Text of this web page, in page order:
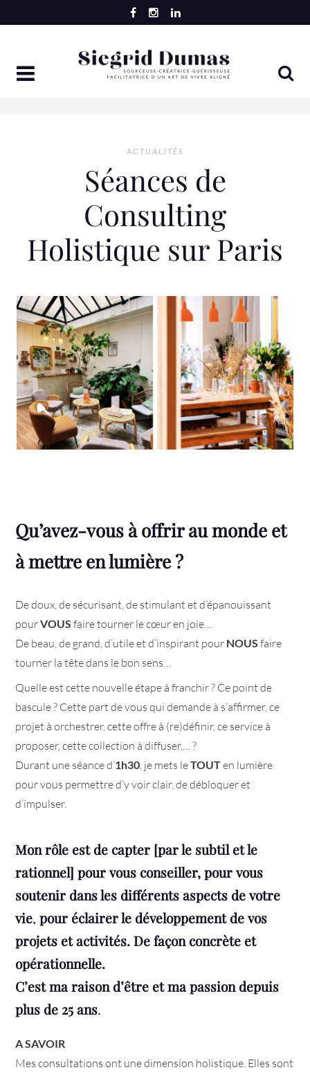
to
ACTUALITÉS
Séances de
Consulting
Holistique sur Paris
Qu’avez-vous à offrir au monde et
à mettre en lumière ?
De doux, de sécurisant, de stimulant et d’épanouissant
pourVOUS faire tourner le cœur en joie…
De beau, de grand, d’utile et d’inspirant pour NOUS faire
tourner la tête dans le bon sens…
Quelle est cette nouvelle étape à franchir ? Ce point de
bascule ? Cette part de vous qui demande à s’affirmer, ce
projet à orchestrer, cette offre à (re)définir, ce service à
proposer, cette collection à diffuser,… ?
Durant une séance d’1h30 , je mets leTOUTen lumière
pour vous permettre d’y voir clair, de débloquer et
d’impulser.
Mon rôle est de capter [par le subtil et le
rationnel] pour vous conseiller, pour vous
soutenir dans les différents aspects de votre
vie,pour éclairer le développement de vos
projets et activités.De façon concrète et
opérationnelle.
C’est ma raison d’être et ma passion depuis
plus de 25 ans.
A SAVOIR
Mes consultations ont une dimension holistique. Elles sont